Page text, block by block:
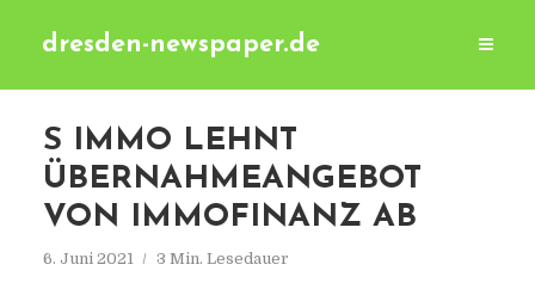
dresden-newspaper.de
S IMMO LEHNT
ÜBERNAHMEANGEBOT
VON IMMOFINANZ AB
6. Juni 2021 3 Min. Lesedauer